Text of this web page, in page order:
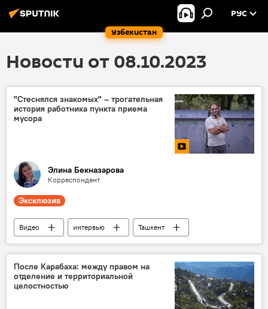
Узбекистан
РУС
Новости от 08.10.2023
"Стеснялся знакомых" – трогательная
история работника пункта приема
мусора
Элина Бекназарова
Корреспондент
Эксклюзив
Видео интервью
Ташкент
Узбекистан
Общество история
После Карабаха: между правом на
отделение и территориальной
целостностью